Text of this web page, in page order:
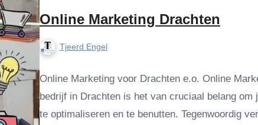
Online Marketing Drachten
Tjeerd Engel
Online Marketing voor Drachten e.o. Online
bedrijf in Drachten is het van cruciaal belang om
te optimaliseren en te benutten. Tegenwoordig